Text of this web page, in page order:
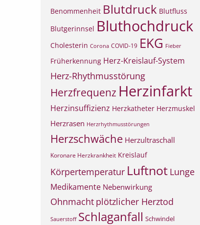
Benommenheit Blutdruck Blutfluss
Blutgerinnsel Bluthochdruck
Cholesterin Corona COVID-19 EKG Fieber
Früherkennung Herz-Kreislauf-System
Herz-Rhythmusstörung
Herzfrequenz Herzinfarkt
Herzinsuffizienz Herzkatheter Herzmuskel
Herzrasen Herzrhythmusstörungen
Herzschwäche Herzultraschall
Koronare Herzkrankheit Kreislauf
Körpertemperatur Luftnot Lunge
Medikamente Nebenwirkung
Ohnmacht plötzlicher Herztod
Sauerstoff Schlaganfall Schwindel